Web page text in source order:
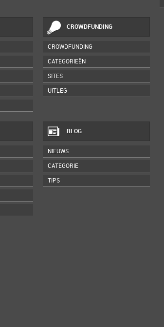
CROWDFUNDING
CROWDFUNDING
CATEGORIEËN
SITES
UITLEG
BLOG
NIEUWS
CATEGORIE
TIPS